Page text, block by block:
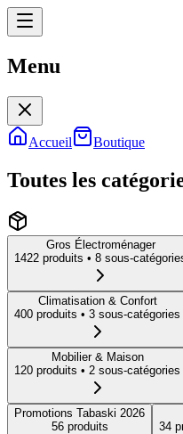
Menu
Accueil Boutique
Toutes les
Gros Électroménager
1422 produits • 8 sous-
Climatisation & Confort
400 produits • 3 sous-catégories
Mobilier & Maison
120 produits • 2 sous-catégories
Promotions Tabaski 2026
56produits
34